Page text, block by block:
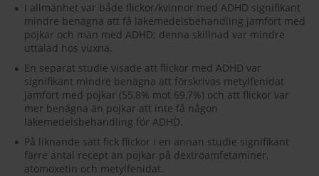
I allmänhet var både flickor/kvinnor med ADHD signifikant
mindre benägna att få läkemedelsbehandling jämfört med
pojkar och män med ADHD; denna skillnad var mindre
uttalad hos vuxna.
En separat studie visade att flickor med ADHD var
signifikant mindre benägna att förskrivas metylfenidat
jämfört med pojkar (55,8% mot 69,7%) och att flickor var
mer benägna än pojkar att inte få någon
läkemedelsbehandling för ADHD.
På liknande sätt fick flickor i en annan studie signifikant
färre antal recept än pojkar på dextroamfetaminer,
atomoxetin och metylfenidat.